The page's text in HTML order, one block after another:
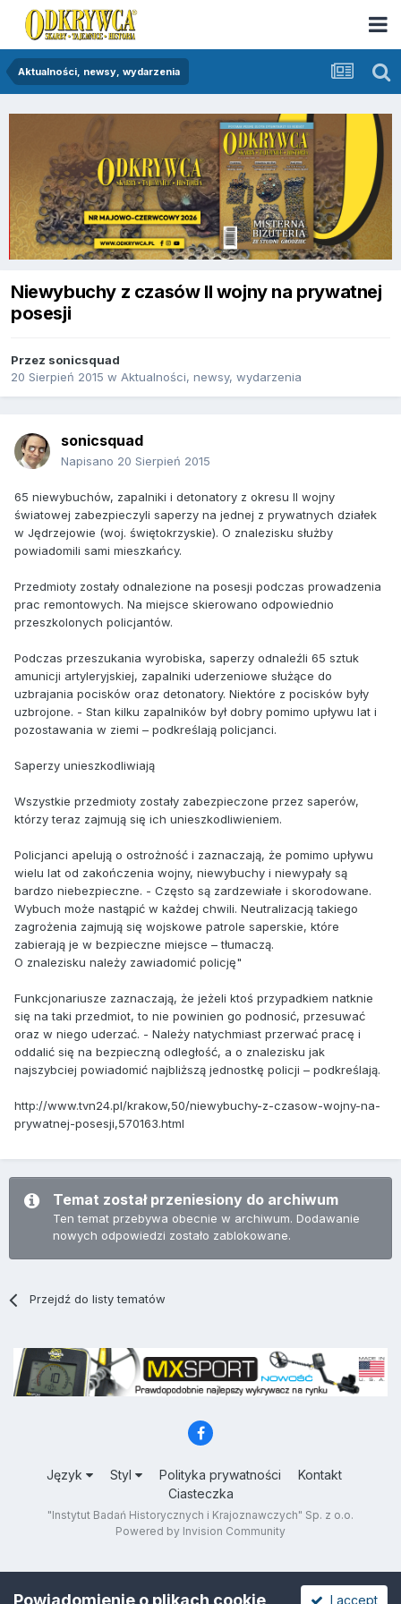
Aktualności, newsy, wydarzenia
Niewybuchy z czasów II wojny na prywatnej
posesji
Przez sonicsquad
20 Sierpień 2015 w Aktualności, newsy, wydarzenia
sonicsquad
Napisano 20 Sierpień 2015
65 niewybuchów, zapalniki i detonatory z okresu II wojny
światowej zabezpieczyli saperzy na jednej z prywatnych działek
w Jędrzejowie (woj. świętokrzyskie). O znalezisku służby
powiadomili sami mieszkańcy.
Przedmioty zostały odnalezione na posesji podczas prowadzenia
prac remontowych. Na miejsce skierowano odpowiednio
przeszkolonych policjantów.
Podczas przeszukania wyrobiska, saperzy odnaleźli 65 sztuk
amunicji artyleryjskiej, zapalniki uderzeniowe służące do
uzbrajania pocisków oraz detonatory. Niektóre z pocisków były
uzbrojone. - Stan kilku zapalników był dobry pomimo upływu lat i
pozostawania w ziemi – podkreślają policjanci.
Saperzy unieszkodliwiają
Wszystkie przedmioty zostały zabezpieczone przez saperów,
którzy teraz zajmują się ich unieszkodliwieniem.
Policjanci apelują o ostrożność i zaznaczają, że pomimo upływu
wielu lat od zakończenia wojny, niewybuchy i niewypały są
bardzo niebezpieczne. - Często są zardzewiałe i skorodowane.
Wybuch może nastąpić w każdej chwili. Neutralizacją takiego
zagrożenia zajmują się wojskowe patrole saperskie, które
zabierają je w bezpieczne miejsce – tłumaczą.
O znalezisku należy zawiadomić policję"
Funkcjonariusze zaznaczają, że jeżeli ktoś przypadkiem natknie
się na taki przedmiot, to nie powinien go podnosić, przesuwać
oraz w niego uderzać. - Należy natychmiast przerwać pracę i
oddalić się na bezpieczną odległość, a o znalezisku jak
najszybciej powiadomić najbliższą jednostkę policji – podkreślają.
http://www.tvn24.pl/krakow,50/niewybuchy-z-czasow-wojny-na-
prywatnej-posesji,570163.html
Temat został przeniesiony do archiwum
Ten temat przebywa obecnie w archiwum. Dodawanie
nowych odpowiedzi zostało zablokowane.
Przejdź do listy tematów
Język Styl Polityka prywatności
Kontakt
Ciasteczka
"Instytut Badań Historycznych i Krajoznawczych" Sp. z o.o.
Powered by Invision Community
Powiadomienie o plikach cookie I accept